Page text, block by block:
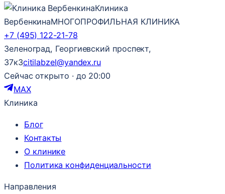
Клиника
ВербенкинаМНОГОПРОФИЛЬНАЯ КЛИНИКА
+7 (495) 122-21-78
Зеленоград, Георгиевский проспект,
37к3citilabzel@yandex.ru
Сейчас открыто · до 20:00
MAX
Клиника
Блог
Контакты
О клинике
Политика конфиденциальности
Направления